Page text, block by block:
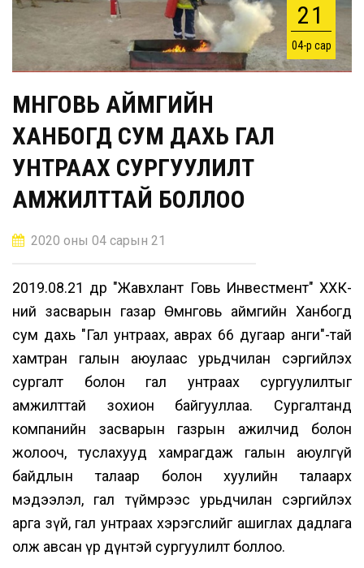
21
04-р сар
ӨМНӨГОВЬ АЙМГИЙН
ХАНБОГД СУМ ДАХЬ ГАЛ
УНТРААХ СУРГУУЛИЛТ
АМЖИЛТТАЙ БОЛЛОО
2020 оны 04 сарын 21
2019.08.21 өдөр "Жавхлант Говь Инвестмент" ХХК-
ний засварын газар Өмнөговь аймгийн Ханбогд
сум дахь "Гал унтраах, аврах 66 дугаар анги"-тай
хамтран галын аюулаас урьдчилан сэргийлэх
сургалт болон гал унтраах сургуулилтыг
амжилттай зохион байгууллаа. Сургалтанд
компанийн засварын газрын ажилчид болон
жолооч, туслахууд хамрагдаж галын аюулгүй
байдлын талаар болон хуулийн талаарх
мэдээлэл, гал түймрээс урьдчилан сэргийлэх
арга зүй, гал унтраах хэрэгслийг ашиглах дадлага
олж авсан үр дүнтэй сургуулилт боллоо.